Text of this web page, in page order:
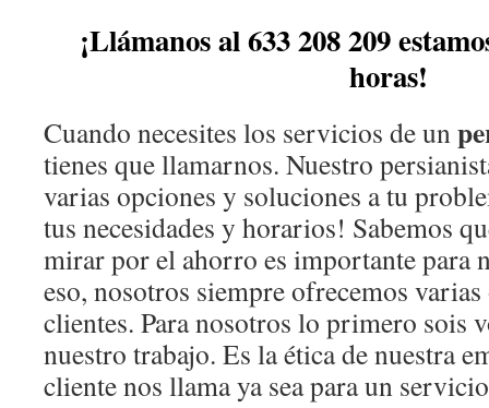
¡Llámanos al 633 208 209
horas!
Cuando necesites los servicios de un
tienes que llamarnos. Nuestro
varias opciones y soluciones a tu
tus necesidades y horarios! Sabemos
mirar por el ahorro es importante para
eso, nosotros siempre ofrecemos
clientes. Para nosotros lo primero sois
nuestro trabajo. Es la ética de nuestra
cliente nos llama ya sea para un